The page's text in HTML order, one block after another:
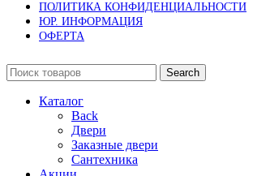
ПОЛИТИКА КОНФИДЕНЦИАЛЬНОСТИ
ЮР. ИНФОРМАЦИЯ
ОФЕРТА
Search
Каталог
Back
Двери
Заказные двери
Сантехника